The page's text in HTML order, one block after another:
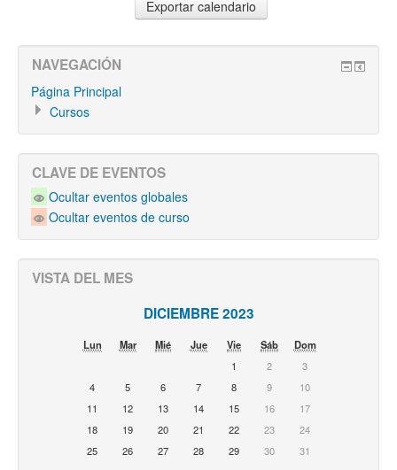
NAVEGACIÓN
Página Principal
Cursos
CLAVE DE EVENTOS
Ocultar eventos globales
Ocultar eventos de curso
VISTA DEL MES
DICIEMBRE 2023
Lun Mar Mié Jue Vie Sáb
Dom
1
2
3
4
5 6 7 8 9
10
11
12 13 14 15 16
17
18
19 20 21 22 23
24
25
26 27 28 29 30 31